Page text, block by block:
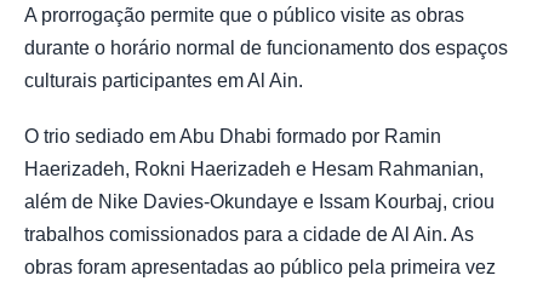
A prorrogação permite que o público visite as obras
durante o horário normal de funcionamento dos espaços
culturais participantes em Al Ain.
O trio sediado em Abu Dhabi formado por Ramin
Haerizadeh, Rokni Haerizadeh e Hesam Rahmanian,
além de Nike Davies-Okundaye e Issam Kourbaj, criou
trabalhos comissionados para a cidade de Al Ain. As
obras foram apresentadas ao público pela primeira vez